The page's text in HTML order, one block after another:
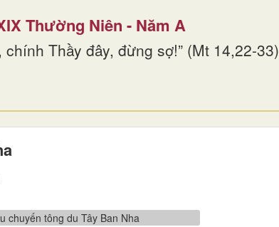
Thường Niên - Năm A
chính Thầy đây, đừng sợ!” (Mt 14,22-33)